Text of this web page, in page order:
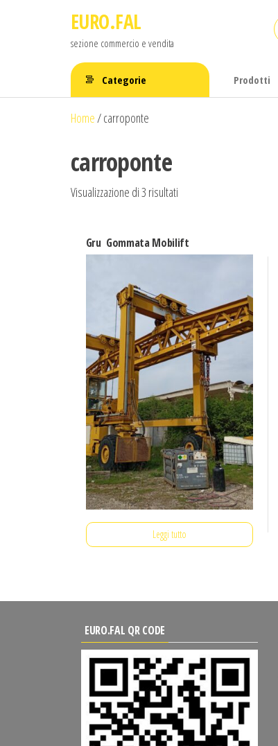
EURO.FAL
sezione commercio e vendita
Categorie Prodotti
Home/carroponte
carroponte
Visualizzazione di 3 risultati
al
Gru Gommata Mobilift
Leggi tutto
EURO.FAL QR CODE